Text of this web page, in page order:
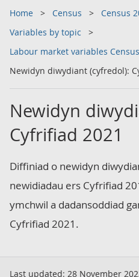
Home Census
Census
Variables by topic
Labour market variables
Newidyn diwydiant (cyfredol):
Newidyn
Cyfrifiad 2021
Diffiniad o newidyn
newidiadau ers Cyfrifiad
ymchwil a dadansoddiad
Cyfrifiad 2021.
Last updated: 28 November